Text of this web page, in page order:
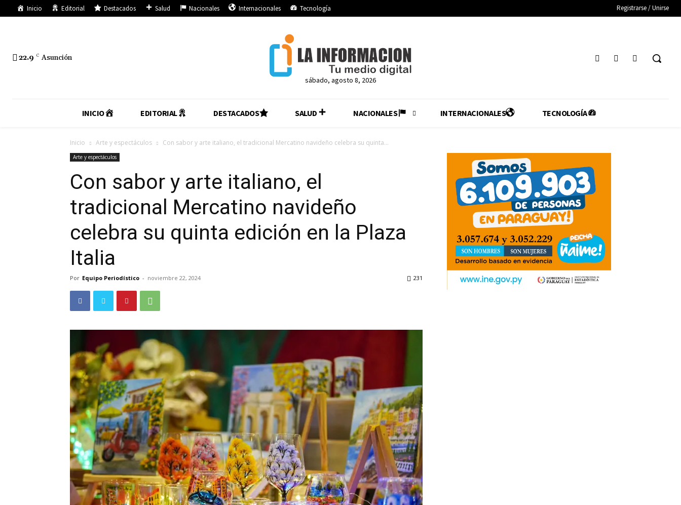
Inicio Editorial Destacados Salud Nacionales Internacionales Tecnología Registrarse / Unirse
22.9 C Asunción
sábado, agosto 8, 2026
INICIO EDITORIAL DESTACADOS SALUD NACIONALES INTERNACIONALES TECNOLOGÍA
Inicio Arte y espectáculos Con sabor y arte italiano, el tradicional Mercatino navideño celebra su quinta...
Arte y espectáculos
Con sabor y arte italiano, el
tradicional Mercatino navideño
celebra su quinta edición en la Plaza
Italia
Por Equipo Periodístico - noviembre 22, 2024 231